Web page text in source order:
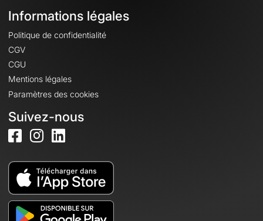
Informations légales
Politique de confidentialité
CGV
CGU
Mentions légales
Paramètres des cookies
Suivez-nous